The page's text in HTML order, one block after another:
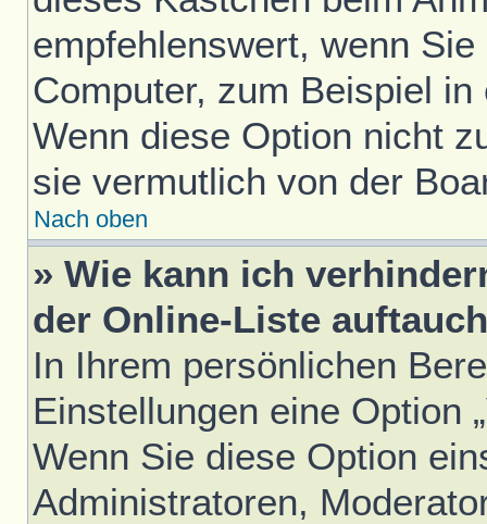
empfehlenswert, wenn
Computer, zum Beispiel
Wenn diese Option nicht
sie vermutlich von der
Nach oben
» Wie kann ich
der Online-Liste
In Ihrem persönlichen
Einstellungen eine Option
Wenn Sie diese Option
Administratoren,